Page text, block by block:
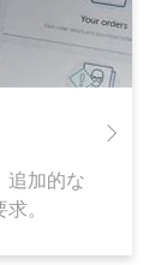
追加的な
。